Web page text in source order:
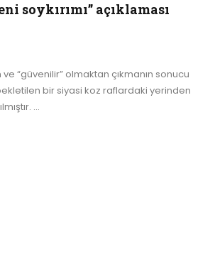
soykırımı” açıklaması
“güvenilir” olmaktan çıkmanın sonucu
bir siyasi koz raflardaki yerinden
…